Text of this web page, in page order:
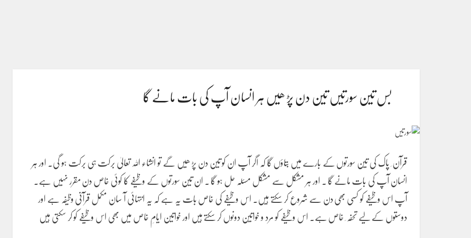
بس تین سورتیں تین دن پڑ ھیں ہر انسان آپ کی بات مانے گا
قرآن ِ پاک کی تین سورتوں کے بارے میں بتاؤں گا کہ اگر آپ ان کو تین دن پڑ ھیں گے تو انشاء اللہ تعالیٰ برکت ہی برکت ہو گی۔ اور ہر
انسان آپ کی بات مانے گا ۔ اور ہر مشکل سے مشکل مسئلہ حل ہو گا ۔ ان تین سورتوں کے وظیفے کا کوئی خاص دن مقرر نہیں ہے۔
آپ اس وظیفے کو کسی بھی دن سے شروع کر سکتے ہیں۔ اس وظیفے کی خاص بات یہ ہے کہ یہ انتہائی آ سان مکمل قرآنی وظیفہ ہے اور
دوستوں کے لیے تحفہ ِ خاص ہے۔ اس وظیفے کو مرد و خواتین دونوں کر سکتے ہیں اور خواتین ایامِ خاص میں بھی اس وظیفے کو کر سکتی ہیں